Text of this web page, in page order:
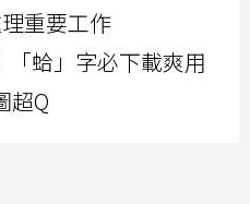
重要工作
「蛤」字必下載爽用
超Q